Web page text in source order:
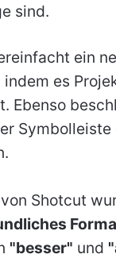
sind.
ein
es
Ebenso
Shotcut
"besser" und